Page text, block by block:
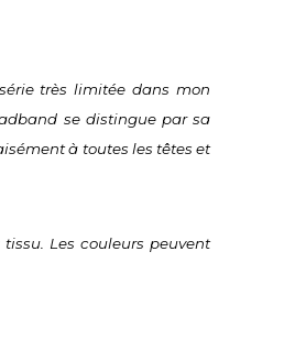
très limitée dans mon
se distingue par sa
à toutes les têtes et
Les couleurs peuvent